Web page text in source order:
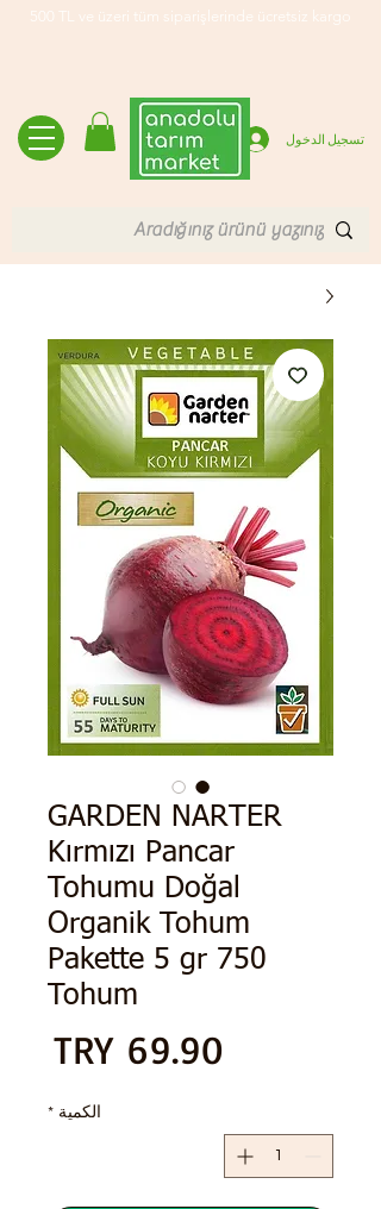
500 TL ve üzeri tüm siparişlerinde ücretsiz kargo
تسجيل الدخول
GARDEN NARTER
Kırmızı Pancar
Tohumu Doğal
Organik Tohum
Pakette 5 gr 750
Tohum
الكمية *